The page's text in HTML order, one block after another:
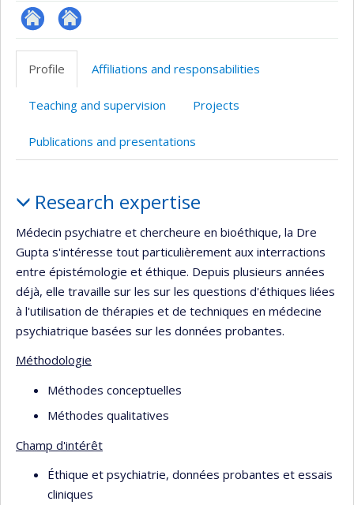
Autre Autre
Profile Affiliations and responsabilities
Teaching and supervision Projects
Publications and presentations
Research expertise
Médecin psychiatre et chercheure en bioéthique, la Dre
Gupta s'intéresse tout particulièrement aux interractions
entre épistémologie et éthique. Depuis plusieurs années
déjà, elle travaille sur les sur les questions d'éthiques liées
à l'utilisation de thérapies et de techniques en médecine
psychiatrique basées sur les données probantes.
Méthodologie
Méthodes conceptuelles
Méthodes qualitatives
Champ d'intérêt
Éthique et psychiatrie, données probantes et essais
cliniques